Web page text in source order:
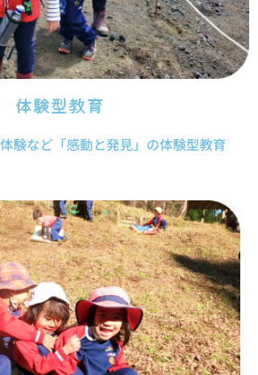
体験型教育
験など「感動と発見」の体験型教育